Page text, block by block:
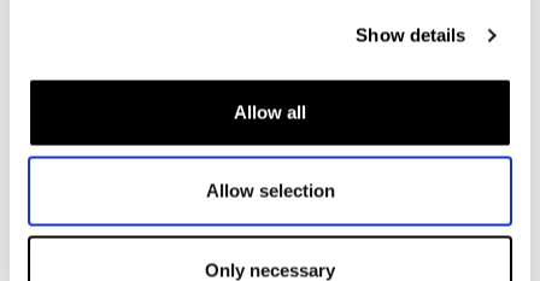
Show details
Allow all
Allow selection
Only necessary
Motorkleding dames
Motorbroek dames
Motorjeans dames